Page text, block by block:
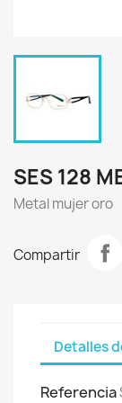
SES 128
Metal mujer oro
Compartir
Detalles
Referencia